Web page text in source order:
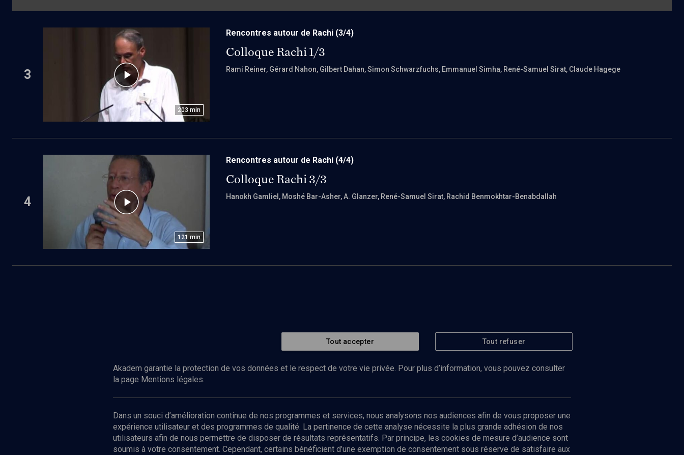
3
203 min
Rencontres autour de Rachi (3/4)
Colloque Rachi 1/3
Rami Reiner, Gérard Nahon, Gilbert Dahan, Simon Schwarzfuchs, Emmanuel Simha, René-Samuel Sirat, Claude Hagege
4
121 min
Rencontres autour de Rachi (4/4)
Colloque Rachi 3/3
Hanokh Gamliel , Moshé Bar-Asher, A. Glanzer, René-Samuel Sirat, Rachid Benmokhtar-Benabdallah
Abonnez-vous à notre newsletter
Envoyer
Tout accepter Tout refuser
Akadem garantie la protection de vos données et le respect de votre vie privée. Pour plus d’information, vous pouvez consulter
la page Mentions légales.
Dans un souci d’amélioration continue de nos programmes et services, nous analysons nos audiences afin de vous proposer une
expérience utilisateur et des programmes de qualité. La pertinence de cette analyse nécessite la plus grande adhésion de nos
utilisateurs afin de nous permettre de disposer de résultats représentatifs. Par principe, les cookies de mesure d’audience sont
soumis à votre consentement. Cependant, certains bénéficient d’une exemption de consentement sous réserve de satisfaire aux